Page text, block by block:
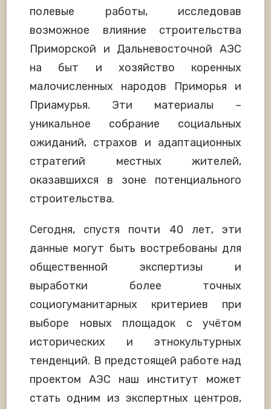
полевые работы, исследовав
возможное влияние строительства
Приморской и Дальневосточной АЭС
на быт и хозяйство коренных
малочисленных народов Приморья и
Приамурья. Эти материалы –
уникальное собрание социальных
ожиданий, страхов и адаптационных
стратегий местных жителей,
оказавшихся в зоне потенциального
строительства.
Сегодня, спустя почти 40 лет, эти
данные могут быть востребованы для
общественной экспертизы и
выработки более точных
социогуманитарных критериев при
выборе новых площадок с учётом
исторических и этнокультурных
тенденций. В предстоящей работе над
проектом АЭС наш институт может
стать одним из экспертных центров,